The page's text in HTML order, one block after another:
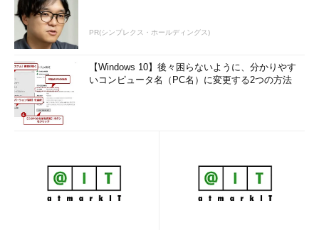
PR(シンプレクス・ホールディングス)
【Windows 10】後々困らないように、分かりやす
いコンピュータ名（PC名）に変更する2つの方法